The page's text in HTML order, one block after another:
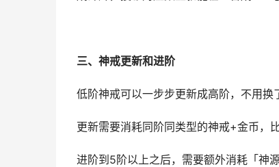
三、神戒更新和进阶
低阶神戒可以一步步更新成高阶，不用换
更新需要消耗同阶同类型的神戒+金币，
进阶到5阶以上之后，需要额外消耗「神